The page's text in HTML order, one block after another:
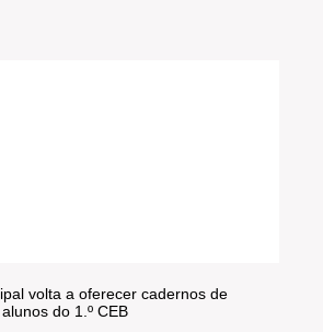
volta a oferecer cadernos de
do 1.º CEB